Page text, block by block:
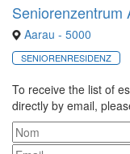
Seniorenzentrum
Aarau - 5000
SENIORENRESIDENZ
To receive the list of
directly by email,